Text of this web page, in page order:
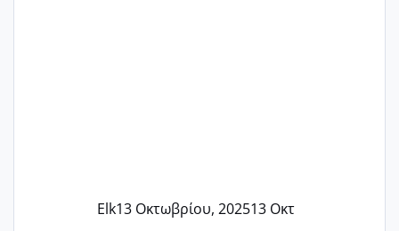
Elk13 Οκτωβρίου, 202513 Οκτ